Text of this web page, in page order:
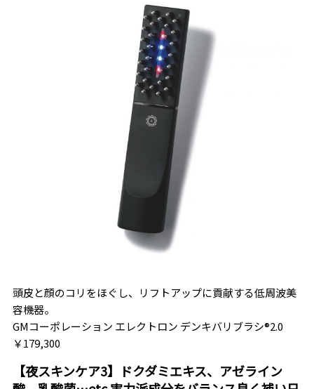
頭皮と顔のコリをほぐし、リフトアップに貢献する低周波美
容機器。
GMコーポレーション エレクトロン デンキバリブラシ®2.0
￥179,300
【夜スキンケア3】ドクダミエキス、アゼライン